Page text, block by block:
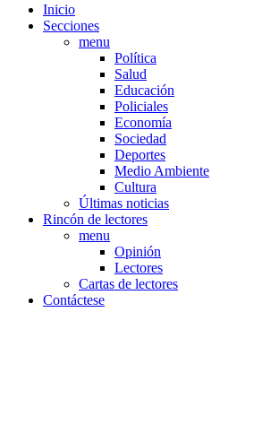
Inicio
Secciones
menu
Política
Salud
Educación
Policiales
Economía
Sociedad
Deportes
Medio Ambiente
Cultura
Últimas noticias
Rincón de lectores
menu
Opinión
Lectores
Cartas de lectores
Contáctese